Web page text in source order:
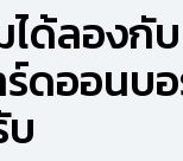
ได้ลองกั
ดออนบ